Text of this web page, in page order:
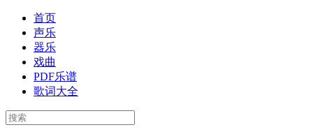
首页
声乐
器乐
戏曲
PDF乐谱
歌词大全